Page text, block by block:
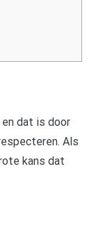
dat is door
Als
kans dat